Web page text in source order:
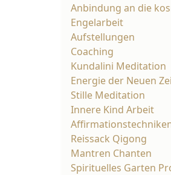
Anbindung an die
Engelarbeit
Aufstellungen
Coaching
Kundalini Meditation
Energie der Neuen
Stille Meditation
Innere Kind Arbeit
Reissack Qigong
Mantren Chanten
Spirituelles Garten